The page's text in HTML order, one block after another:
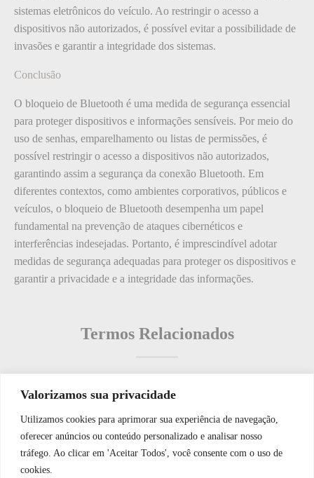
Valorizamos sua privacidade
Utilizamos cookies para aprimorar sua experiência de navegação,
oferecer anúncios ou conteúdo personalizado e analisar nosso
tráfego. Ao clicar em 'Aceitar Todos', você consente com o uso de
cookies.
sistemas eletrônicos do veículo. Ao restringir o acesso a
dispositivos não autorizados, é possível evitar a possibilidade de
invasões e garantir a integridade dos sistemas.
Conclusão
O bloqueio de Bluetooth é uma medida de segurança essencial
para proteger dispositivos e informações sensíveis. Por meio do
uso de senhas, emparelhamento ou listas de permissões, é
possível restringir o acesso a dispositivos não autorizados,
garantindo assim a segurança da conexão Bluetooth. Em
diferentes contextos, como ambientes corporativos, públicos e
veículos, o bloqueio de Bluetooth desempenha um papel
fundamental na prevenção de ataques cibernéticos e
interferências indesejadas. Portanto, é imprescindível adotar
medidas de segurança adequadas para proteger os dispositivos e
garantir a privacidade e a integridade das informações.
Termos Relacionados
Termos populares
O que é: Navegação de Registros
O que é: Sistemas de Alarme?
WhatsApp JF Tech